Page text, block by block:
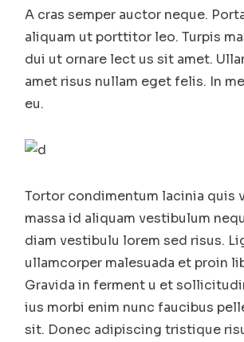
A cras semper auctor neque.
aliquam ut porttitor leo. Turpis
dui ut ornare lect us sit amet.
amet risus nullam eget felis. In
eu.
Tortor condimentum lacinia quis
massa id aliquam vestibulum
diam vestibulu lorem sed risus.
ullamcorper malesuada et proin
Gravida in ferment u et
ius morbi enim nunc faucibus
sit. Donec adipiscing tristique